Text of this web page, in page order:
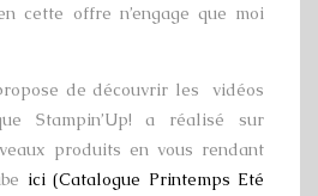
cette offre n’engage que moi
de découvrir les vidéos
Stampin’Up! a réalisé sur
produits en vous rendant
ici (Catalogue Printemps Eté